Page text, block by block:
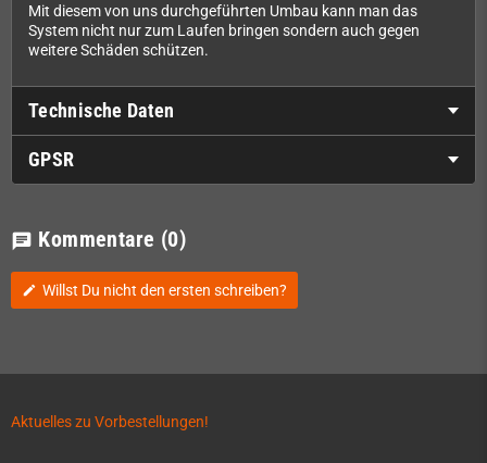
Mit diesem von uns durchgeführten Umbau kann man das
System nicht nur zum Laufen bringen sondern auch gegen
weitere Schäden schützen.
Technische Daten
GPSR
chat Kommentare (0)
edit Willst Du nicht den ersten schreiben?
Aktuelles zu Vorbestellungen!